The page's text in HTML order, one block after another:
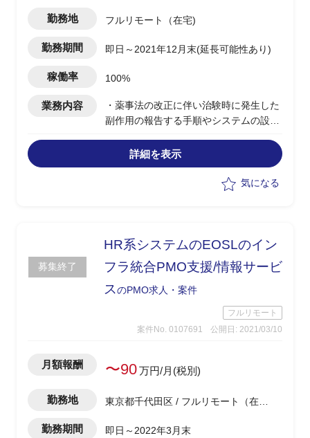
勤務地 フルリモート（在宅)
勤務期間 即日～2021年12月末(延長可能性あり)
稼働率 100%
業務内容
・薬事法の改正に伴い治験時に発生した
副作用の報告する手順やシステムの設定
-上記対応に向けたPMO業務
-SOP等の文書管理サポート
詳細を表示
気になる
募集終了
HR系システムのEOSLのイン
フラ統合PMO支援/情報サービ
スのPMO求人・案件
フルリモート
案件No. 0107691
公開日: 2021/03/10
月額報酬 〜90万円/月(税別)
勤務地
東京都千代田区 / フルリモート（在
勤務期間 即日～2022年3月末